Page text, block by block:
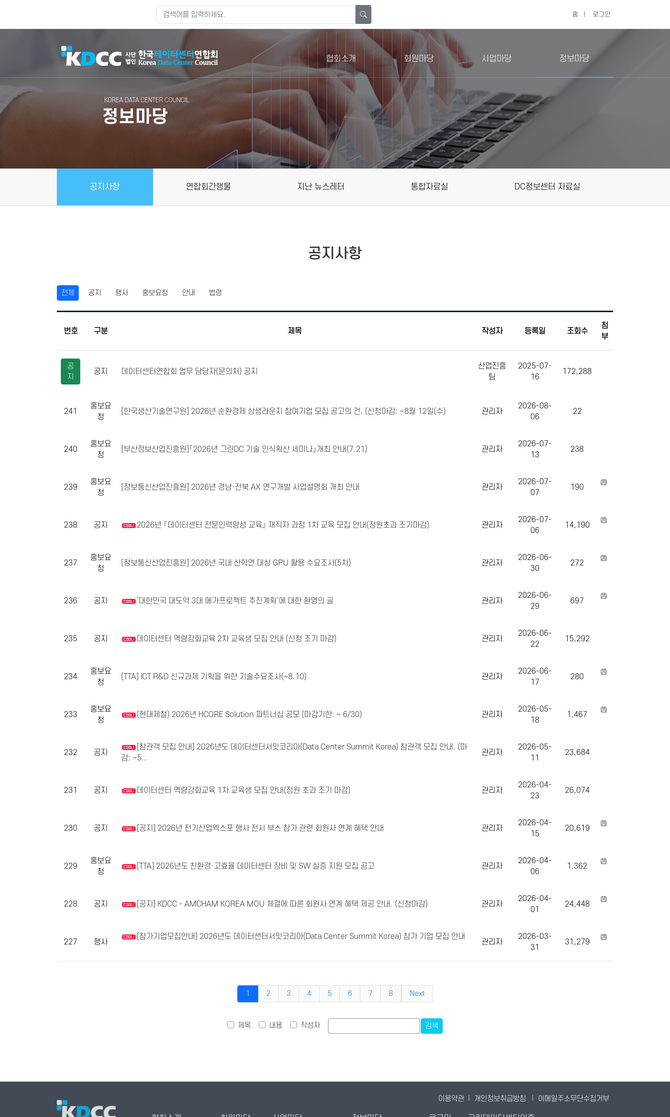
홈 로그인
협회소개 회원마당 사업마당 정보마당
KOREA DATA CENTER COUNCIL
정보마당
공지사항 연합회간행물 지난 뉴스레터 통합자료실 DC정보센터 자료실
공지사항
전체 공지 행사 홍보요청 안내 법령
번호 구분 제목 작성자 등록일 조회수
첨
부
공
지
공지 데이터센터연합회 업무 담당자(문의처) 공지
산업진흥
팀
2025-07-
16
172,288
241
홍보요
청
[한국생산기술연구원] 2026년 순환경제 상생라운지 참여기업 모집 공고의 건. (신청마감: ~8월 12일(수) 관리자
2026-08-
06
22
240
홍보요
청
[부산정보산업진흥원]「2026년 그린DC 기술 인식확산 세미나」개최 안내(7.21) 관리자
2026-07-
13
238
239
홍보요
청
[정보통신산업진흥원] 2026년 경남·전북 AX 연구개발 사업설명회 개최 안내 관리자
2026-07-
07
190
238 공지 2026년 『데이터센터 전문인력양성 교육』 재직자 과정 1차 교육 모집 안내(정원초과 조기마감) 관리자
2026-07-
06
14,190
237
홍보요
청
[정보통신산업진흥원] 2026년 국내 산학연 대상 GPU 활용 수요조사(5차) 관리자
2026-06-
30
272
236 공지 ‘대한민국 대도약 3대 메가프로젝트 추진계획’에 대한 환영의 글 관리자
2026-06-
29
697
235 공지 데이터센터 역량강화교육 2차 교육생 모집 안내 (신청 조기 마감) 관리자
2026-06-
22
15,292
234
홍보요
청
[TTA] ICT R&D 신규과제 기획을 위한 기술수요조사(~8.10) 관리자
2026-06-
17
280
233
홍보요
청
(현대제철) 2026년 HCORE Solution 파트너십 공모 (마감기한: ~ 6/30) 관리자
2026-05-
18
1,467
232 공지
[참관객 모집 안내] 2026년도 데이터센터서밋코리아(Data Center Summit Korea) 참관객 모집 안내. (마
감: ~5..
관리자
2026-05-
11
23,684
231 공지 데이터센터 역량강화교육 1차 교육생 모집 안내(정원 초과 조기 마감) 관리자
2026-04-
23
26,074
230 공지 [공지] 2026년 전기산업엑스포 행사 전시 부스 참가 관련 회원사 연계 혜택 안내 관리자
2026-04-
15
20,619
229
홍보요
청
[TTA] 2026년도 친환경·고효율 데이터센터 장비 및 SW 실증 지원 모집 공고 관리자
2026-04-
06
1,362
228 공지 [공지] KDCC - AMCHAM KOREA MOU 체결에 따른 회원사 연계 혜택 제공 안내. (신청마감) 관리자
2026-04-
01
24,448
227 행사
[참가기업모집안내] 2026년도 데이터센터서밋코리아(Data Center Summit Korea) 참가 기업 모집 안내
관리자
2026-03-
31
31,279
1 2 3 4 5 6 7 8 Next
제목 내용 작성자 검색
이용약관 개인정보취급방침 이메일주소무단수집거부